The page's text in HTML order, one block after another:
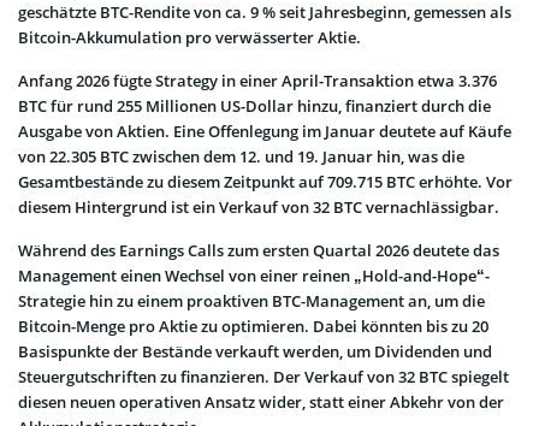
geschätzte BTC-Rendite von ca. 9 % seit Jahresbeginn, gemessen als
Bitcoin-Akkumulation pro verwässerter Aktie.
Anfang 2026 fügte Strategy in einer April-Transaktion etwa 3.376
BTC für rund 255 Millionen US-Dollar hinzu, finanziert durch die
Ausgabe von Aktien. Eine Offenlegung im Januar deutete auf Käufe
von 22.305 BTC zwischen dem 12. und 19. Januar hin, was die
Gesamtbestände zu diesem Zeitpunkt auf 709.715 BTC erhöhte. Vor
diesem Hintergrund ist ein Verkauf von 32 BTC vernachlässigbar.
Während des Earnings Calls zum ersten Quartal 2026 deutete das
Management einen Wechsel von einer reinen „Hold-and-Hope“-
Strategie hin zu einem proaktiven BTC-Management an, um die
Bitcoin-Menge pro Aktie zu optimieren. Dabei könnten bis zu 20
Basispunkte der Bestände verkauft werden, um Dividenden und
Steuergutschriften zu finanzieren. Der Verkauf von 32 BTC spiegelt
diesen neuen operativen Ansatz wider, statt einer Abkehr von der